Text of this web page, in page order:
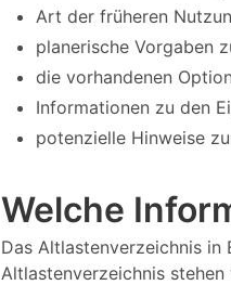
Art der früheren
planerische Vorgaben
die vorhandenen
Informationen zu den
potenzielle Hinweise
Welche
Das Altlastenverzeichnis
Altlastenverzeichnis